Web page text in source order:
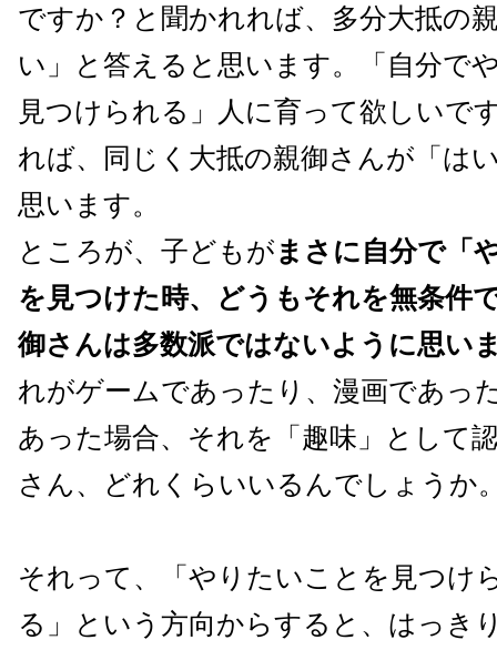
ですか？と聞かれれば、多分大抵の
い」と答えると思います。「自分で
見つけられる」人に育って欲しいで
れば、同じく大抵の親御さんが「は
思います。
ところが、子どもがまさに自分で「
を見つけた時、どうもそれを無条件
御さんは多数派ではないように思い
れがゲームであったり、漫画であっ
あった場合、それを「趣味」として
さん、どれくらいいるんでしょうか
それって、「やりたいことを見つけ
る」という方向からすると、はっき